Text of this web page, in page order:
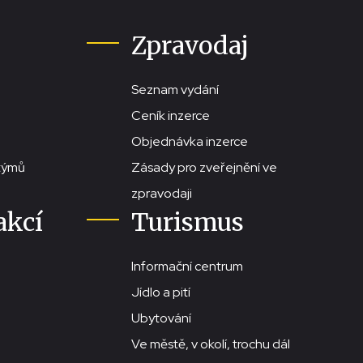
Zpravodaj
Seznam vydání
Ceník inzerce
Objednávka inzerce
Zásady pro zveřejnění ve
zpravodaji
Turismus
Informační centrum
Jídlo a pití
Ubytování
Ve městě, v okolí, trochu dál